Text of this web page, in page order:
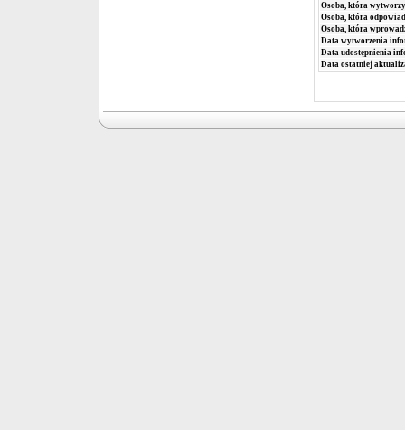
Osoba, która
Osoba, która
Osoba, która
Data wytworzenia
Data udostępnienia
Data ostatniej